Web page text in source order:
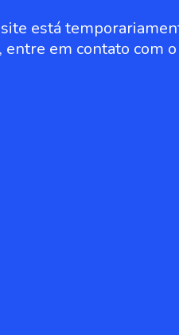
está
entre em contato com